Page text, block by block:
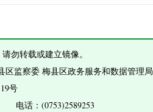
勿转载或建立镜像。
监察委 梅县区政务服务和数据管理局
号
电话：(0753)2589253